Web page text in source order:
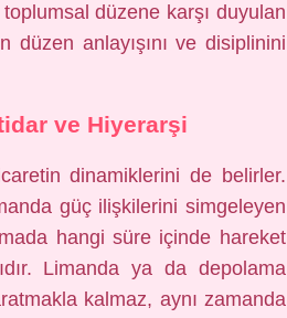
düzene karşı duyulan
düzen anlayışını ve disiplinini
ve Hiyerarşi
dinamiklerini de belirler.
güç ilişkilerini simgeleyen
hangi süre içinde hareket
Limanda ya da depolama
kalmaz, aynı zamanda